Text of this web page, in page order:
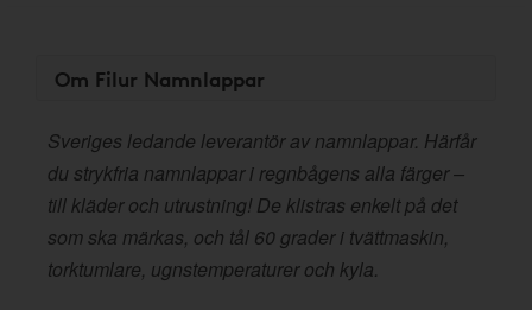
Om Filur Namnlappar
Sveriges ledande leverantör av namnlappar. Härfår
du strykfria namnlappar i regnbågens alla färger –
till kläder och utrustning! De klistras enkelt på det
som ska märkas, och tål 60 grader i tvättmaskin,
torktumlare, ugnstemperaturer och kyla.